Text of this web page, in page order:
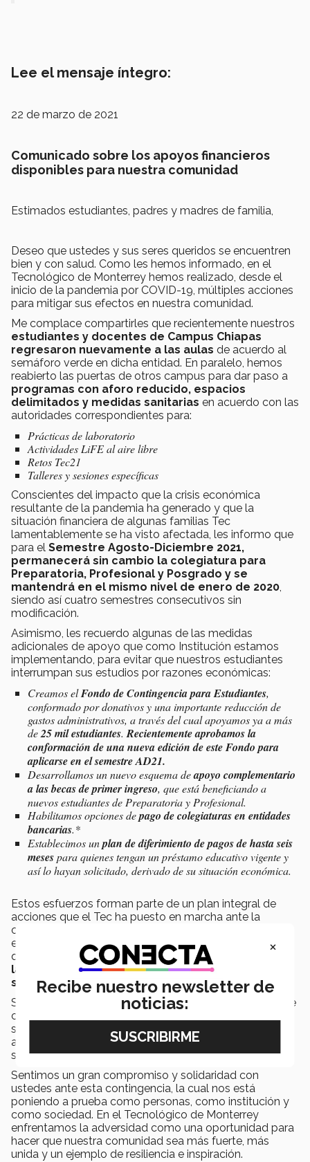
Lee el mensaje íntegro:
22 de marzo de 2021
Comunicado sobre los apoyos financieros
disponibles para nuestra comunidad
Estimados estudiantes, padres y madres de familia,
Deseo que ustedes y sus seres queridos se encuentren
bien y con salud. Como les hemos informado, en el
Tecnológico de Monterrey hemos realizado, desde el
inicio de la pandemia por COVID-19, múltiples acciones
para mitigar sus efectos en nuestra comunidad.
Me complace compartirles que recientemente nuestros
estudiantes y docentes de Campus Chiapas
regresaron nuevamente a las aulas de acuerdo al
semáforo verde en dicha entidad. En paralelo, hemos
reabierto las puertas de otros campus para dar paso a
programas con aforo reducido, espacios
delimitados y medidas sanitarias en acuerdo con las
autoridades correspondientes para:
Prácticas de laboratorio
Actividades LiFE al aire libre
Retos Tec21
Talleres y sesiones específicas
Conscientes del impacto que la crisis económica
resultante de la pandemia ha generado y que la
situación financiera de algunas familias Tec
lamentablemente se ha visto afectada, les informo que
para el Semestre Agosto-Diciembre 2021,
permanecerá sin cambio la colegiatura para
Preparatoria, Profesional y Posgrado y se
mantendrá en el mismo nivel de enero de 2020,
siendo así cuatro semestres consecutivos sin
modificación.
Asimismo, les recuerdo algunas de las medidas
adicionales de apoyo que como Institución estamos
implementando, para evitar que nuestros estudiantes
interrumpan sus estudios por razones económicas:
Creamos elFondo de Contingencia para Estudiantes,
conformado por donativos y una importante reducción de
gastos administrativos, a través del cual apoyamos ya a más
de25 mil estudiantes. Recientemente aprobamos la
conformación de una nueva edición de este Fondo para
aplicarse en el semestre AD21.
Desarrollamos un nuevo esquema deapoyo complementario
a las becas de primer ingreso, que está beneficiando a
nuevos estudiantes de Preparatoria y Profesional.
Habilitamos opciones depago de colegiaturas en entidades
bancarias.*
Establecimos unplan de diferimiento de pagos de hasta seis
mesespara quienes tengan un préstamo educativo vigente y
así lo hayan solicitado, derivado de su situación económica.
Estos esfuerzos forman parte de un plan integral de
acciones que el Tec ha puesto en marcha ante la
contingencia, a través del cual hemos activado una
estrategia nacional para mitigar el impacto financiero
que como Institución estamos enfrentando y
las necesidades de nuestra comunidad, con
soluciones anticipadas a múltiples retos.
Seguiremos manteniendo abiertos todos los canales de
comunicación institucionales. Para más información, les
sugerimos consultar el acceso directo en miTec,
acercarse al equipo de Becas y Apoyos Educativos de
sus campus o bien, consultar nuestroSitio de Becas
Sentimos un gran compromiso y solidaridad con
ustedes ante esta contingencia, la cual nos está
poniendo a prueba como personas, como institución y
como sociedad. En el Tecnológico de Monterrey
enfrentamos la adversidad como una oportunidad para
hacer que nuestra comunidad sea más fuerte, más
unida y un ejemplo de resiliencia e inspiración.
×
Recibe nuestro newsletter de
noticias: